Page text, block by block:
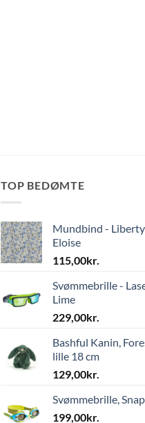
TOP BEDØMTE
Mundbind - Liberty
Eloise
115,00kr.
Svømmebrille -
Lime
229,00kr.
Bashful Kanin,
lille 18 cm
129,00kr.
Svømmebrille,
199,00kr.